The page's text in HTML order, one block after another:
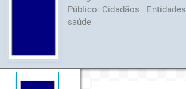
Público: Cidadãos Entidades
saúde